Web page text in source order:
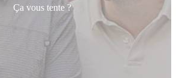
Ça vous tente ?